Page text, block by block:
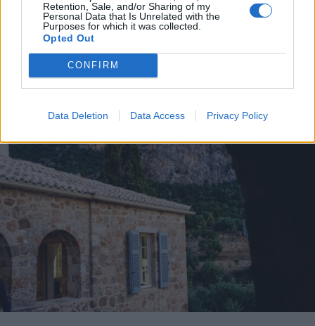
Retention, Sale, and/or Sharing of my
Personal Data that Is Unrelated with the
Purposes for which it was collected.
Opted Out
CONFIRM
Data Deletion Data Access Privacy Policy